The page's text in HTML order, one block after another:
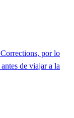
por lo
de viajar a la